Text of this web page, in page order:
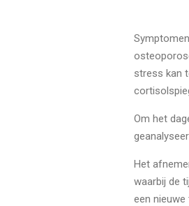
stress kan
Om het
Het
waarbij de
een